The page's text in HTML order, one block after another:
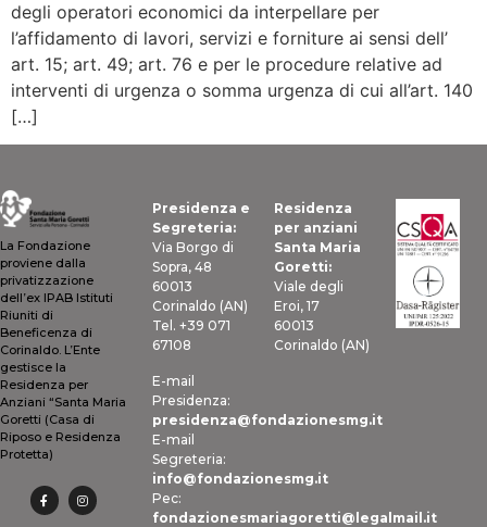
degli operatori economici da interpellare per
l’affidamento di lavori, servizi e forniture ai sensi dell’
art. 15; art. 49; art. 76 e per le procedure relative ad
interventi di urgenza o somma urgenza di cui all’art. 140
[…]
La Fondazione
proviene dalla
privatizzazione
dell’ex IPAB Istituti
Riuniti di
Beneficenza di
Corinaldo. L’Ente
gestisce la
Residenza per
Anziani “Santa Maria
Goretti (Casa di
Riposo e Residenza
Protetta)
Presidenza e
Segreteria:
Via Borgo di
Sopra, 48
60013
Corinaldo (AN)
Tel. +39 071
67108
E-mail
Presidenza:
presidenza@fondazionesmg.it
E-mail
Segreteria:
info@fondazionesmg.it
Pec:
fondazionesmariagoretti@legalmail.it
Residenza
per anziani
Santa Maria
Goretti:
Viale degli
Eroi, 17
60013
Corinaldo (AN)